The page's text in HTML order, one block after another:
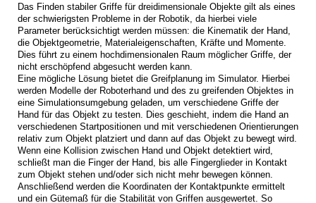
Das Finden stabiler Griffe für dreidimensionale Objekte gilt als eines
der schwierigsten Probleme in der Robotik, da hierbei viele
Parameter berücksichtigt werden müssen: die Kinematik der Hand,
die Objektgeometrie, Materialeigenschaften, Kräfte und Momente.
Dies führt zu einem hochdimensionalen Raum möglicher Griffe, der
nicht erschöpfend abgesucht werden kann.
Eine mögliche Lösung bietet die Greifplanung im Simulator. Hierbei
werden Modelle der Roboterhand und des zu greifenden Objektes in
eine Simulationsumgebung geladen, um verschiedene Griffe der
Hand für das Objekt zu testen. Dies geschieht, indem die Hand an
verschiedenen Startpositionen und mit verschiedenen Orientierungen
relativ zum Objekt platziert und dann auf das Objekt zu bewegt wird.
Wenn eine Kollision zwischen Hand und Objekt detektiert wird,
schließt man die Finger der Hand, bis alle Fingerglieder in Kontakt
zum Objekt stehen und/oder sich nicht mehr bewegen können.
Anschließend werden die Koordinaten der Kontaktpunkte ermittelt
und ein Gütemaß für die Stabilität von Griffen ausgewertet. So